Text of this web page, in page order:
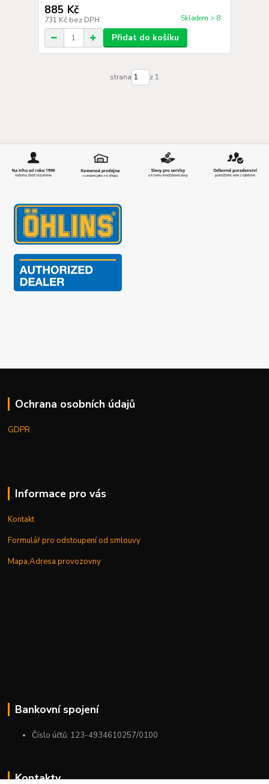
885 Kč
731 Kč bez DPH Skladem > 8
Přidat do košíku
strana z 1
Ochrana osobních údajů
GDPR
Informace pro vás
Kontakt
Formulář pro odstoupení od smlouvy
Mapa,Adresa provozovny
Bankovní spojení
Číslo účtů: 123-4934610257/0100
Kontakty